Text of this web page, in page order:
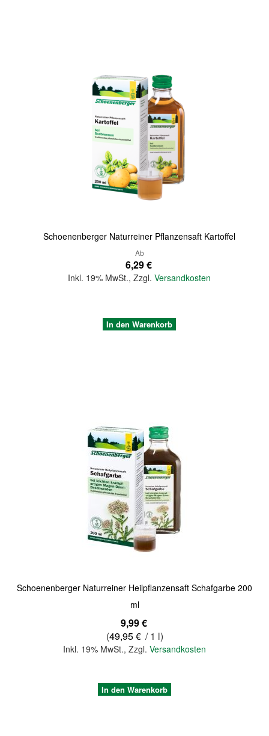
Schoenenberger Naturreiner Pflanzensaft Kartoffel
Ab
6,29 €
Inkl. 19% MwSt.,Zzgl.Versandkosten
In den Warenkorb
Schoenenberger Naturreiner Heilpflanzensaft Schafgarbe 200
ml
9,99 €
(49,95 € / 1 l)
Inkl. 19% MwSt., Zzgl. Versandkosten
In den Warenkorb